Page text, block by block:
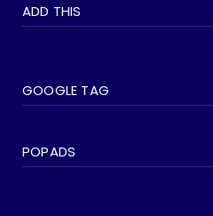
Madonna entra en su
con The
ADD THIS
GOOGLE TAG
POPADS